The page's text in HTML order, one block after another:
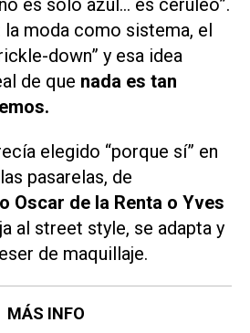
es solo azul… es cerúleo”.
moda como sistema, el
down” y esa idea
de que nada es tan
elegido “porque sí” en
pasarelas, de
o Oscar de la Renta o Yves
al street style, se adapta y
de maquillaje.
MÁS INFO